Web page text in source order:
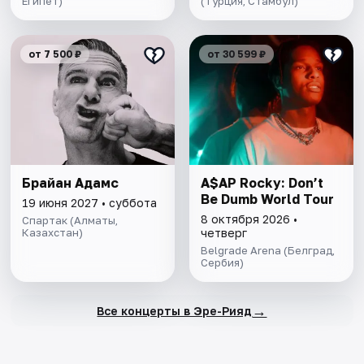
от 7 500 ₽
Брайан Адамс
19 июня 2027 • суббота
Спартак (Алматы,
Казахстан)
от 30 599 ₽
A$AP Rocky: Don’t
Be Dumb World Tour
8 октября 2026 •
четверг
Belgrade Arena (Белград,
Сербия)
Все концерты в Эре-Рияд →